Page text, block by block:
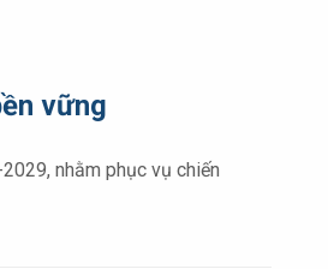
vững
nhằm phục vụ chiến